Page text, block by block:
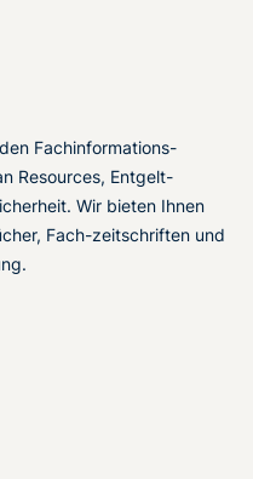
Fachinformations-
Resources, Entgelt-
Wir bieten Ihnen
Fach-zeitschriften und